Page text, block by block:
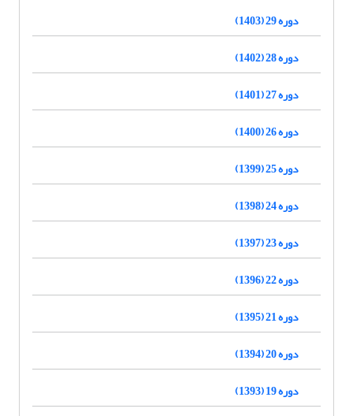
دوره 29 (1403)
دوره 28 (1402)
دوره 27 (1401)
دوره 26 (1400)
دوره 25 (1399)
دوره 24 (1398)
دوره 23 (1397)
دوره 22 (1396)
دوره 21 (1395)
دوره 20 (1394)
دوره 19 (1393)